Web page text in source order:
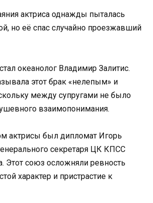
актриса однажды пыталась
но её спас случайно проезжавший
океанолог Владимир Залитис.
этот брак «нелепым» и
между супругами не было
взаимопонимания.
актрисы был дипломат Игорь
секретаря ЦК КПСС
Этот союз осложняли ревность
характер и пристрастие к